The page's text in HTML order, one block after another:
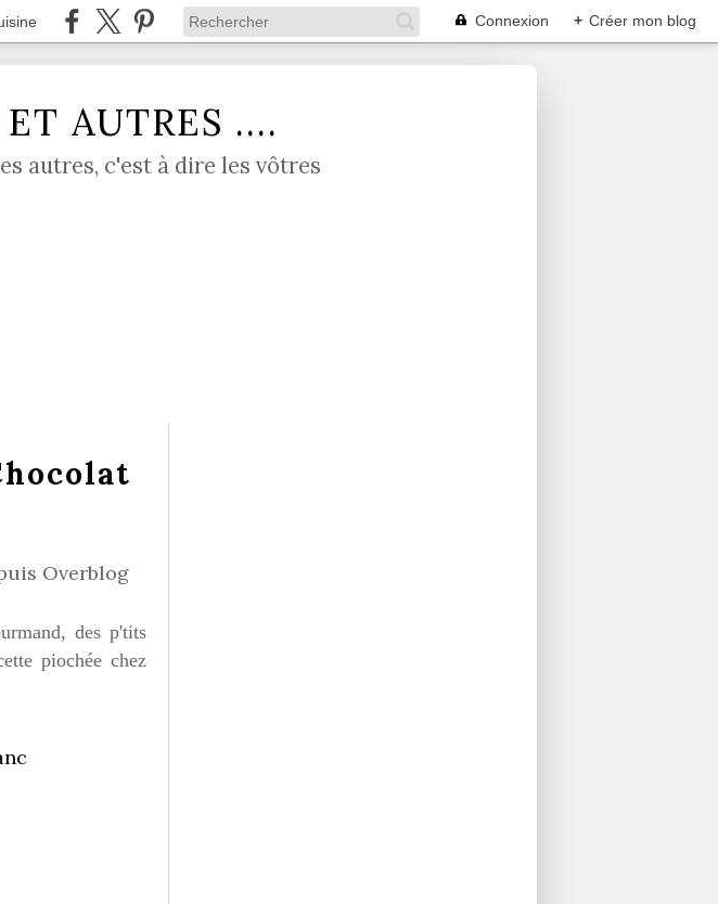
Connexion + Créer mon blog
AUTRES ....
autres, c'est à dire les vôtres
Overblog
des p'tits
piochée chez